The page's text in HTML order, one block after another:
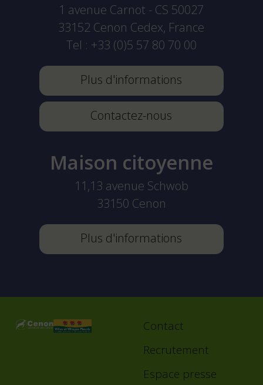
1 avenue Carnot - CS 50027
33152 Cenon Cedex, France
Tel : +33 (0)5 57 80 70 00
Plus d'informations
Contactez-nous
Maison citoyenne
11,13 avenue Schwob
33150 Cenon
Plus d'informations
Footer
Contact
Recrutement
Espace presse